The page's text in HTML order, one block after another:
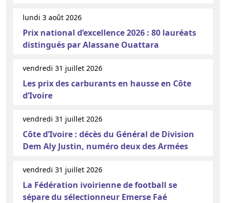
lundi 3 août 2026
Prix national d’excellence 2026 : 80 lauréats
distingués par Alassane Ouattara
vendredi 31 juillet 2026
Les prix des carburants en hausse en Côte
d’Ivoire
vendredi 31 juillet 2026
Côte d’Ivoire : décès du Général de Division
Dem Aly Justin, numéro deux des Armées
vendredi 31 juillet 2026
La Fédération ivoirienne de football se
sépare du sélectionneur Emerse Faé